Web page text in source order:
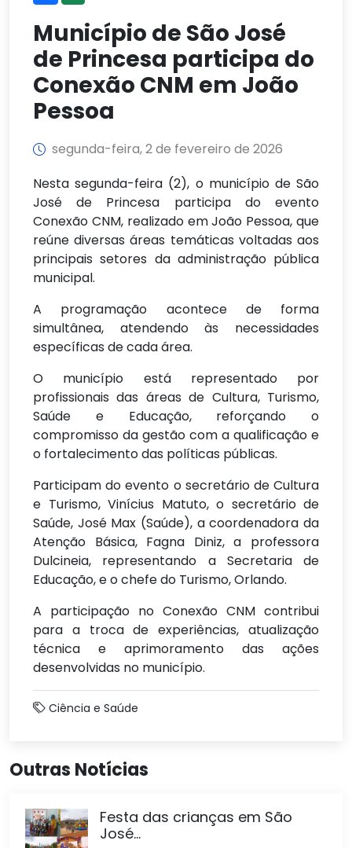
Município de São José
de Princesa participa do
Conexão CNM em João
Pessoa
segunda-feira, 2 de fevereiro de 2026
Nesta segunda-feira (2), o município de São
José de Princesa participa do evento
Conexão CNM, realizado em João Pessoa, que
reúne diversas áreas temáticas voltadas aos
principais setores da administração pública
municipal.
A programação acontece de forma
simultânea, atendendo às necessidades
específicas de cada área.
O município está representado por
profissionais das áreas de Cultura, Turismo,
Saúde e Educação, reforçando o
compromisso da gestão com a qualificação e
o fortalecimento das políticas públicas.
Participam do evento o secretário de Cultura
e Turismo, Vinícius Matuto, o secretário de
Saúde, José Max (Saúde), a coordenadora da
Atenção Básica, Fagna Diniz, a professora
Dulcineia, representando a Secretaria de
Educação, e o chefe do Turismo, Orlando.
A participação no Conexão CNM contribui
para a troca de experiências, atualização
técnica e aprimoramento das ações
desenvolvidas no município.
Ciência e Saúde
Outras Notícias
Festa das crianças em São
José...